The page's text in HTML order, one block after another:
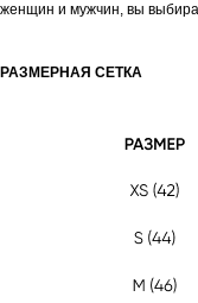
женщин и мужчин, вы
РАЗМЕРНАЯ СЕТКА